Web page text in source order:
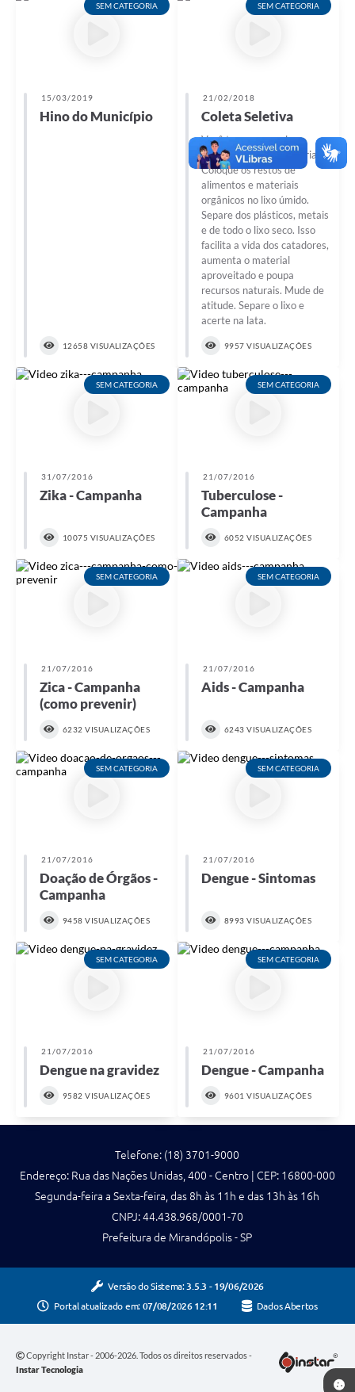
SEM CATEGORIA
15/03/2019
Hino do Município
12658 VISUALIZAÇÕES
SEM CATEGORIA
21/02/2018
Coleta Seletiva
Você tem um papel
importante nessa história:
Coloque os restos de
alimentos e materiais
orgânicos no lixo úmido.
Separe dos plásticos, metais
e de todo o lixo seco. Isso
facilita a vida dos catadores,
aumenta o material
aproveitado e poupa
recursos naturais. Mude de
atitude. Separe o lixo e
acerte na lata.
9957 VISUALIZAÇÕES
SEM CATEGORIA
31/07/2016
Zika - Campanha
10075 VISUALIZAÇÕES
SEM CATEGORIA
21/07/2016
Tuberculose -
Campanha
6052 VISUALIZAÇÕES
SEM CATEGORIA
21/07/2016
Zica - Campanha
(como prevenir)
6232 VISUALIZAÇÕES
SEM CATEGORIA
21/07/2016
Aids - Campanha
6243 VISUALIZAÇÕES
SEM CATEGORIA
21/07/2016
Doação de Órgãos -
Campanha
9458 VISUALIZAÇÕES
SEM CATEGORIA
21/07/2016
Dengue - Sintomas
8993 VISUALIZAÇÕES
SEM CATEGORIA
21/07/2016
Dengue na gravidez
9582 VISUALIZAÇÕES
SEM CATEGORIA
21/07/2016
Dengue - Campanha
9601 VISUALIZAÇÕES
Telefone: (18) 3701-9000
Endereço: Rua das Nações Unidas, 400 - Centro | CEP: 16800-000
Segunda-feira a Sexta-feira, das 8h às 11h e das 13h às 16h
CNPJ: 44.438.968/0001-70
Prefeitura de Mirandópolis - SP
Versão do Sistema: 3.5.3 - 19/06/2026
Portal atualizado em: 07/08/2026 12:11 Dados Abertos
Copyright Instar - 2006-2026. Todos os direitos reservados -
Instar Tecnologia